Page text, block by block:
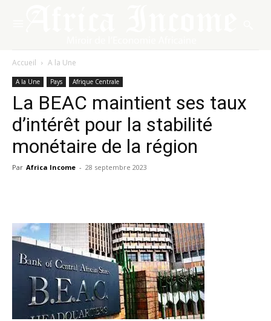
Accueil A la Une
A la Une Pays Afrique Centrale
La BEAC maintient ses taux
d’intérêt pour la stabilité
monétaire de la région
Par Africa Income - 28 septembre 2023